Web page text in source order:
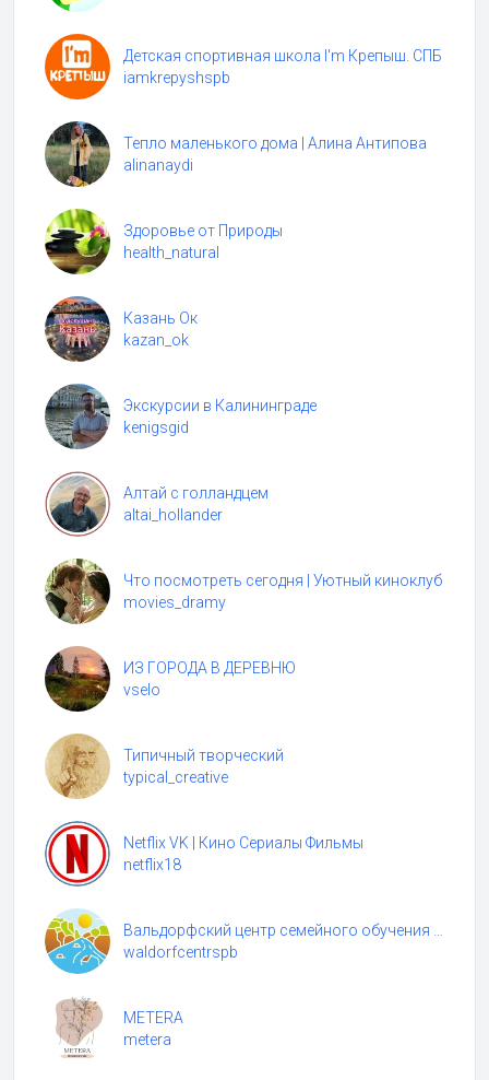
Детская спортивная школа I'm Крепыш. СПБ
iamkrepyshspb
Тепло маленького дома | Алина Антипова
alinanaydi
Здоровье от Природы
health_natural
Казань Ок
kazan_ok
Экскурсии в Калининграде
kenigsgid
Алтай с голландцем
altai_hollander
Что посмотреть сегодня | Уютный киноклуб
movies_dramy
ИЗ ГОРОДА В ДЕРЕВНЮ
vselo
Типичный творческий
typical_creative
Netflix VK | Кино Сериалы Фильмы
netflix18
waldorfcentrspb
METERA
metera